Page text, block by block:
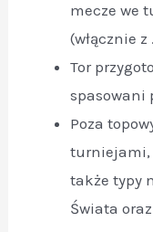
mecze we
(włącznie
Tor
spasowani
Poza
turniejami,
także typy
Świata